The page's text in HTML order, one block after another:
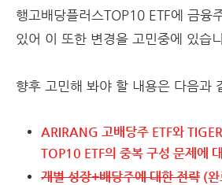
행고배당플러스TOP10 ETF에 금융
있어 이 또한 변경을 고민중에 있습
향후 고민해 봐야 할 내용은 다음과
ARIRANG 고배당주 ETF와
TOP10 ETF의 중복 구성 문제에
개별 성장+배당주에 대한 전략 (